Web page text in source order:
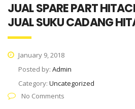
JUAL SPARE PART
JUAL SUKU CADANG
January 9, 2018
Posted by: Admin
Category: Uncategorized
No Comments